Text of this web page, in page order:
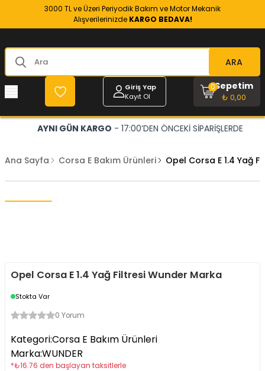
3000 TL ve Üzeri Periyodik Bakım ve Motor Mekanik
Alışverilerinizde KARGO BEDAVA!
ARA
Giriş Yap
Kayıt Ol
Sepetim
₺ 0,00
0
AYNI GÜN KARGO - 17:00’DEN ÖNCEKİ SİPARİŞLERDE
Ana Sayfa Corsa E Bakım Ürünleri Opel Corsa E 1.4 Yağ
Opel Corsa E 1.4 Yağ Filtresi Wunder Marka
Stokta Var
0 Yorum
Kategori:Corsa E Bakım Ürünleri
Marka:WUNDER
*₺16.76 den başlayan taksitlerle